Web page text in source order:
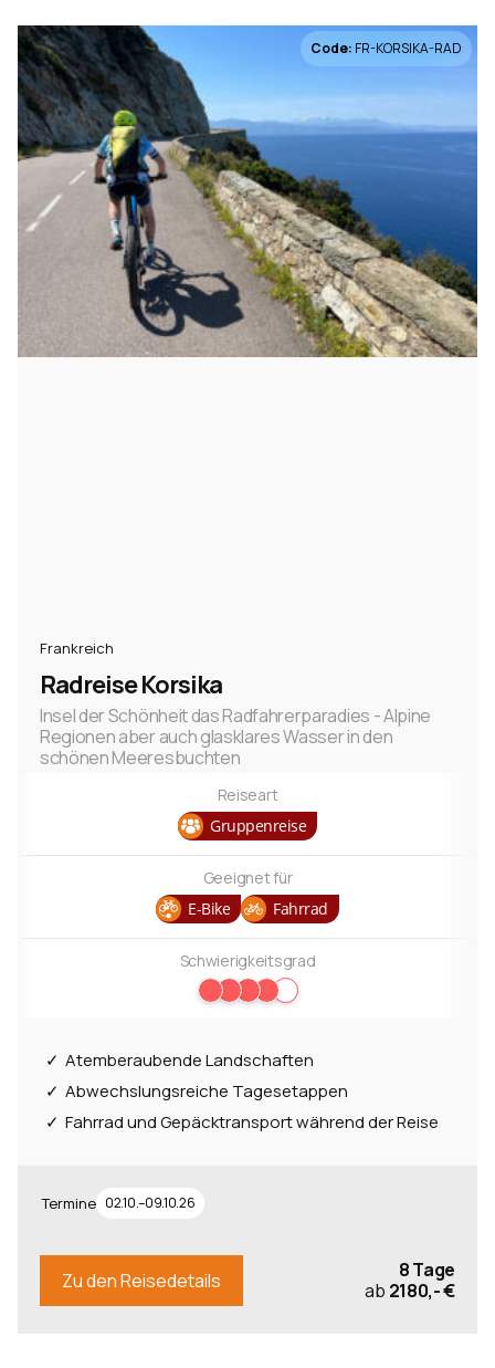
Code: FR-KORSIKA-RAD
Frankreich
Radreise Korsika
Insel der Schönheit das Radfahrerparadies - Alpine
Regionen aber auch glasklares Wasser in den
schönen Meeresbuchten
Schwierigkeitsgrad
Reiseart
Gruppenreise
Geeignet für
E-Bike
Fahrrad
Atemberaubende Landschaften
Abwechslungsreiche Tagesetappen
Fahrrad und Gepäcktransport während der Reise
Termine 02.10.–09.10.26
Zu den Reisedetails
8 Tage
ab 2180,- €